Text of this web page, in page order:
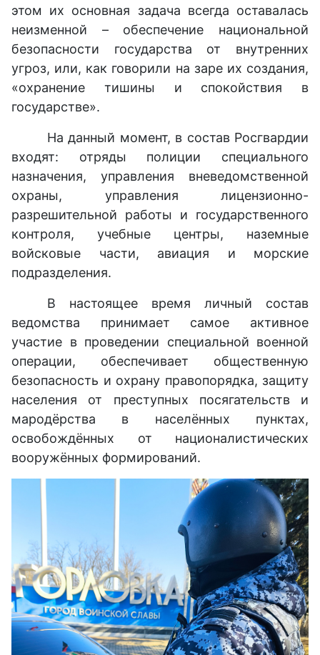
этом их основная задача всегда оставалась
неизменной – обеспечение национальной
безопасности государства от внутренних
угроз, или, как говорили на заре их создания,
«охранение тишины и спокойствия в
государстве».
На данный момент, в состав Росгвардии
входят: отряды полиции специального
назначения, управления вневедомственной
охраны, управления лицензионно-
разрешительной работы и государственного
контроля, учебные центры, наземные
войсковые части, авиация и морские
подразделения.
В настоящее время личный состав
ведомства принимает самое активное
участие в проведении специальной военной
операции, обеспечивает общественную
безопасность и охрану правопорядка, защиту
населения от преступных посягательств и
мародёрства в населённых пунктах,
освобождённых от националистических
вооружённых формирований.